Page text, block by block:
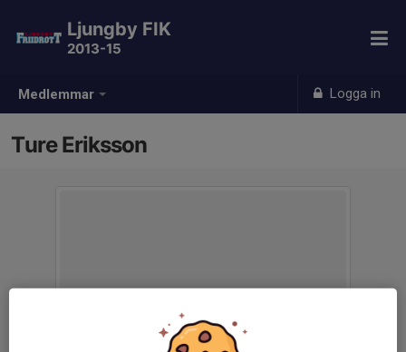
Medlemmar Logga in
Ljungby FIK
2013-15
Ture Eriksson